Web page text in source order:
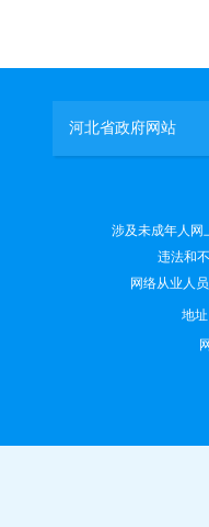
河北省政府网站
涉及未成年人网
违法和
网络从业人
地